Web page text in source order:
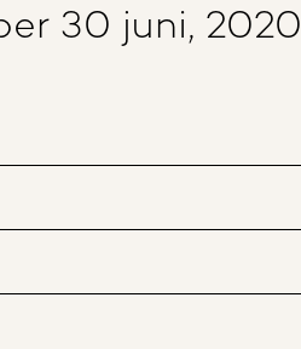
30 juni, 2020